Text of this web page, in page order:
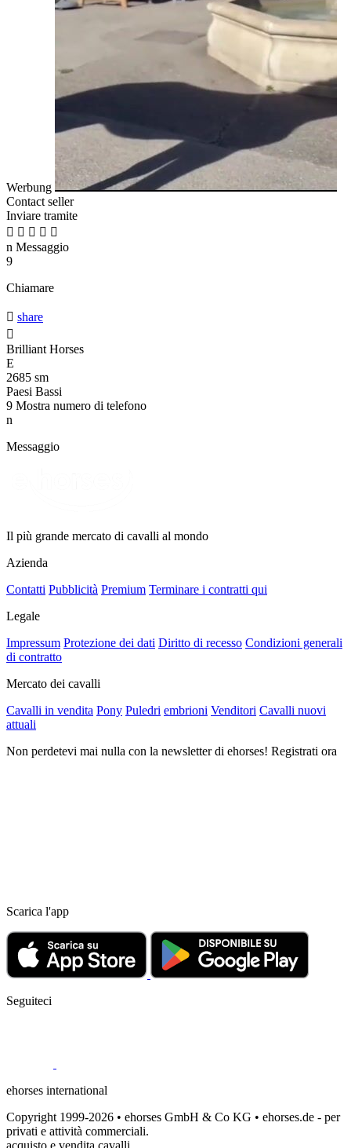
Werbung
Contact seller
Inviare tramite
    
n Messaggio
9
Chiamare
 share

Brilliant Horses
E
2685 sm
Paesi Bassi
9 Mostra numero di telefono
n
Messaggio
Il più grande mercato di cavalli al mondo
Azienda
Contatti Pubblicità Premium Terminare i contratti qui
Legale
Impressum Protezione dei dati Diritto di recesso Condizioni generali
di contratto
Mercato dei cavalli
Cavalli in vendita Pony Puledri embrioni Venditori Cavalli nuovi
attuali
Non perdetevi mai nulla con la newsletter di ehorses! Registrati ora
Scarica l'app
Seguiteci
ehorses international
Copyright 1999-2026 • ehorses GmbH & Co KG • ehorses.de - per
privati e attività commerciali.